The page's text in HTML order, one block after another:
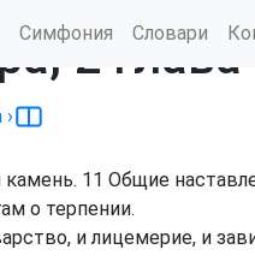
Симфония Словари
2 глава
›
11 Общие
о терпении.
и лицемерие, и